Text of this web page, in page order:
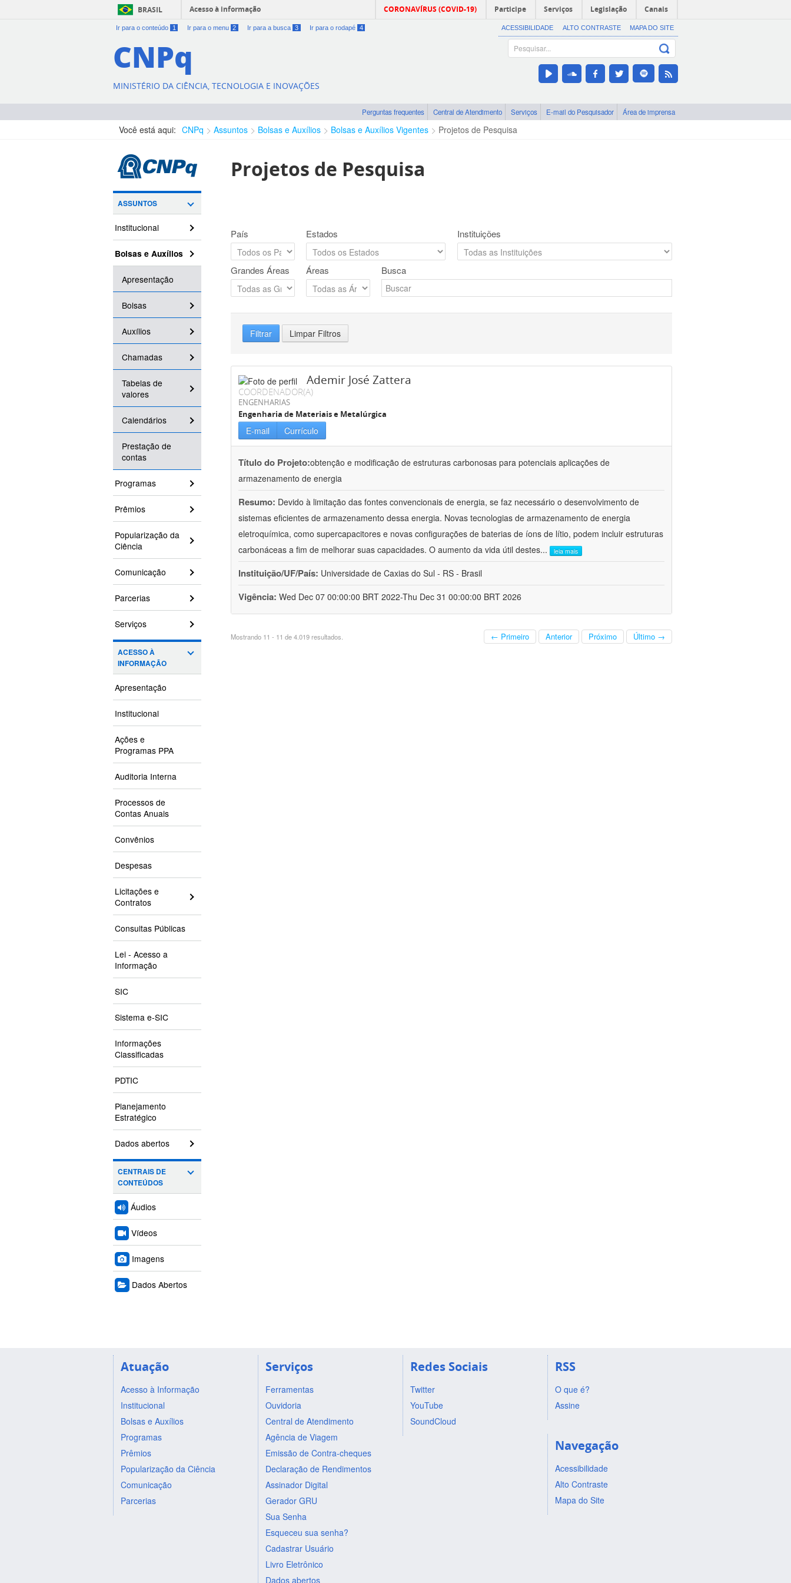
BRASIL Acesso à informação CORONAVÍRUS (COVID-19) Participe Serviços Legislação Canais
Ir para o conteúdo 1 Ir para o menu 2 Ir para a busca 3 Ir para o rodapé 4 ACESSIBILIDADE ALTO CONTRASTE MAPA DO SITE
CNPq
MINISTÉRIO DA CIÊNCIA, TECNOLOGIA E INOVAÇÕES
Perguntas frequentes Central de Atendimento Serviços E-mail do Pesquisador Área de imprensa
Você está aqui: CNPq Assuntos Bolsas e Auxílios Bolsas e Auxílios Vigentes Projetos de Pesquisa
ASSUNTOS
Institucional
Bolsas e Auxílios
Apresentação
Bolsas
Auxílios
Chamadas
Tabelas de
valores
Calendários
Prestação de
contas
Programas
Prêmios
Popularização da
Ciência
Comunicação
Parcerias
Serviços
ACESSO À
INFORMAÇÃO
Apresentação
Institucional
Ações e
Programas PPA
Auditoria Interna
Processos de
Contas Anuais
Convênios
Despesas
Licitações e
Contratos
Consultas Públicas
Lei - Acesso a
Informação
SIC
Sistema e-SIC
Informações
Classificadas
PDTIC
Planejamento
Estratégico
Dados abertos
CENTRAIS DE
CONTEÚDOS
Áudios
Vídeos
Imagens
Dados Abertos
Projetos de Pesquisa
País Estados Instituições
Grandes Áreas Áreas Busca
Filtrar Limpar Filtros
Ademir José Zattera
COORDENADOR(A)
ENGENHARIAS
Engenharia de Materiais e Metalúrgica
E-mail Currículo
Título do Projeto:obtenção e modificação de estruturas carbonosas para potenciais aplicações de
armazenamento de energia
Resumo: Devido à limitação das fontes convencionais de energia, se faz necessário o desenvolvimento de
sistemas eficientes de armazenamento dessa energia. Novas tecnologias de armazenamento de energia
eletroquímica, como supercapacitores e novas configurações de baterias de íons de lítio, podem incluir estruturas
carbonáceas a fim de melhorar suas capacidades. O aumento da vida útil destes... leia mais
Instituição/UF/País: Universidade de Caxias do Sul - RS - Brasil
Vigência: Wed Dec 07 00:00:00 BRT 2022-Thu Dec 31 00:00:00 BRT 2026
Mostrando 11 - 11 de 4.019 resultados. ← Primeiro Anterior Próximo Último →
Atuação
Acesso à Informação
Institucional
Bolsas e Auxílios
Programas
Prêmios
Popularização da Ciência
Comunicação
Parcerias
Serviços
Ferramentas
Ouvidoria
Central de Atendimento
Agência de Viagem
Emissão de Contra-cheques
Declaração de Rendimentos
Assinador Digital
Gerador GRU
Sua Senha
Esqueceu sua senha?
Cadastrar Usuário
Livro Eletrônico
Dados abertos
Redes Sociais
Twitter
YouTube
SoundCloud
RSS
O que é?
Assine
Navegação
Acessibilidade
Alto Contraste
Mapa do Site